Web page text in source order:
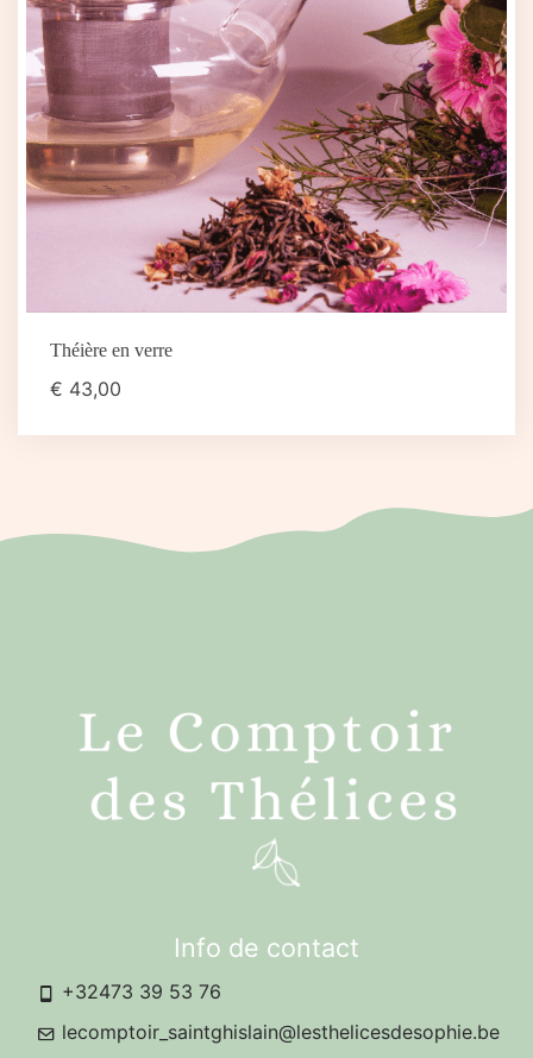
Théière en verre
€ 43,00
Info de contact
+32473 39 53 76
lecomptoir_saintghislain@lesthelicesdesophie.be